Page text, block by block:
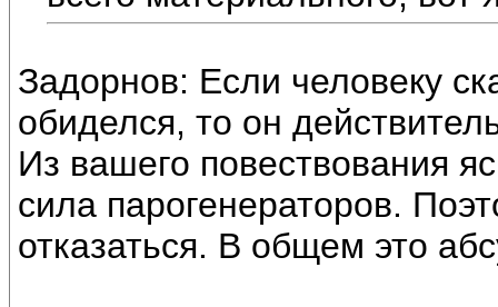
Задорнов: Если человеку
обиделся, то он
Из вашего повествования
сила парогенераторов.
отказаться. В общем это